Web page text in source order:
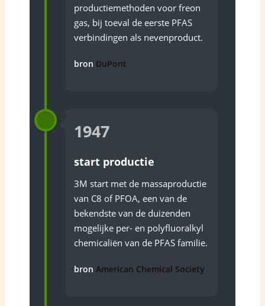
productiemethoden voor freon
gas, bij toeval de eerste PFAS
verbindingen als nevenproduct.
bron DuPont
1947
start productie
3M start met de massaproductie
van C8 of PFOA, een van de
bekendste van de duizenden
mogelijke per- en polyfluoralkyl
chemicaliën van de PFAS familie.
bron American Chemical Society